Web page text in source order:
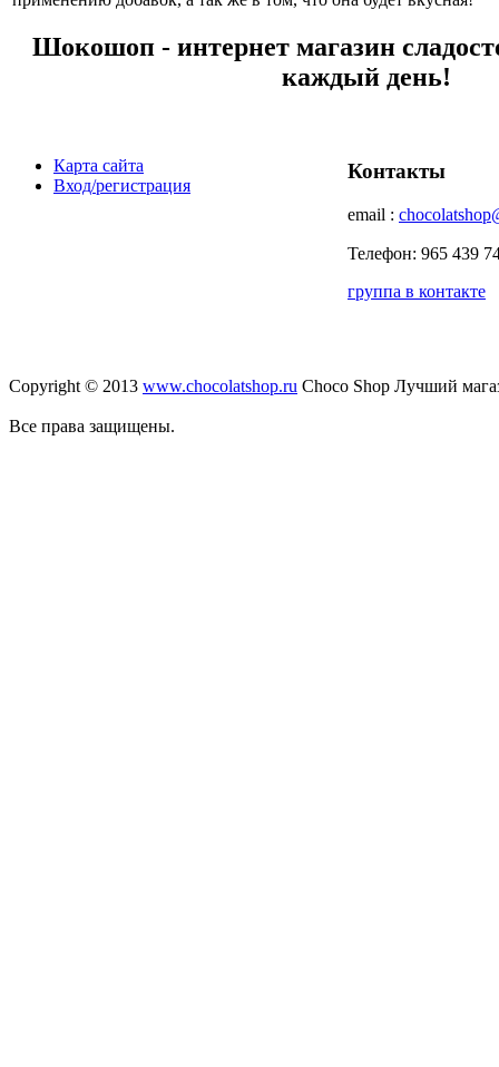
Шокошоп - интернет магазин
каждый день!
Карта сайта
Вход/регистрация
Контакты
email :
Телефон: 965 439
группа в контакте
Copyright © 2013 www.chocolatshop.ru Choco Shop Лучший
Все права защищены.